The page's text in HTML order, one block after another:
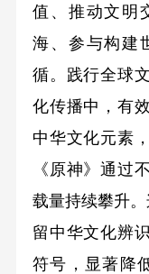
值、推动文明
海、参与构建
循。践行全球
化传播中，有
中华文化元素
《原神》通过
载量持续攀升
留中华文化辨
符号，显著降